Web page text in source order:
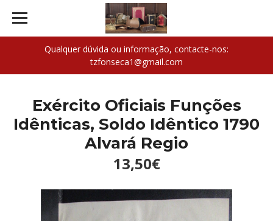
Qualquer dúvida ou informação, contacte-nos:
tzfonseca1@gmail.com
Exército Oficiais Funções
Idênticas, Soldo Idêntico 1790
Alvará Regio
13,50€